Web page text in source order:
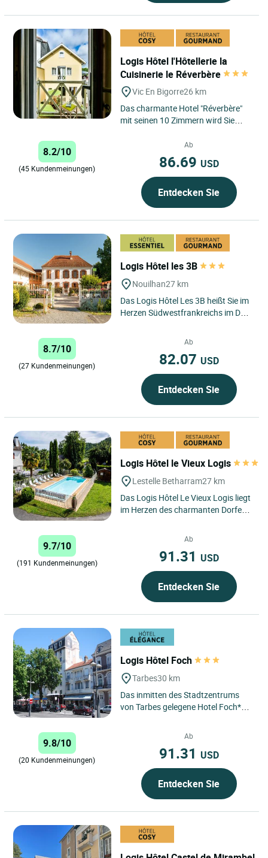
Logis Hôtel l'Hôtellerie la
Cuisinerie le Réverbère
Vic En Bigorre26 km
Das charmante Hotel "Réverbère"
mit seinen 10 Zimmern wird Sie
Ruhe und seine besondere...
8.2/10
(45 Kundenmeinungen)
Ab
86.69 USD
Entdecken Sie
Logis Hôtel les 3B
Nouilhan27 km
Das Logis Hôtel Les 3B heißt Sie im
Herzen Südwestfrankreichs im Dorf
von Tarbes, Maubourguet...
8.7/10
(27 Kundenmeinungen)
Ab
82.07 USD
Entdecken Sie
Logis Hôtel le Vieux Logis
Lestelle Betharram27 km
Das Logis Hôtel Le Vieux Logis liegt
im Herzen des charmanten Dorfes
9.7/10
(191 Kundenmeinungen)
Ab
91.31 USD
Entdecken Sie
Logis Hôtel Foch
Tarbes30 km
Das inmitten des Stadtzentrums
von Tarbes gelegene Hotel Foch***
familiären Ambiente....
9.8/10
(20 Kundenmeinungen)
Ab
91.31 USD
Entdecken Sie